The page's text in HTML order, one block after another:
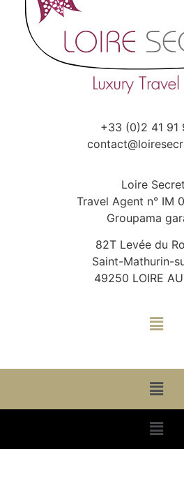
+33 (0)2 41 91
Loire
Travel Agent n° IM
Groupama
82T Levée du
Saint-Mathurin-
49250 LOIRE